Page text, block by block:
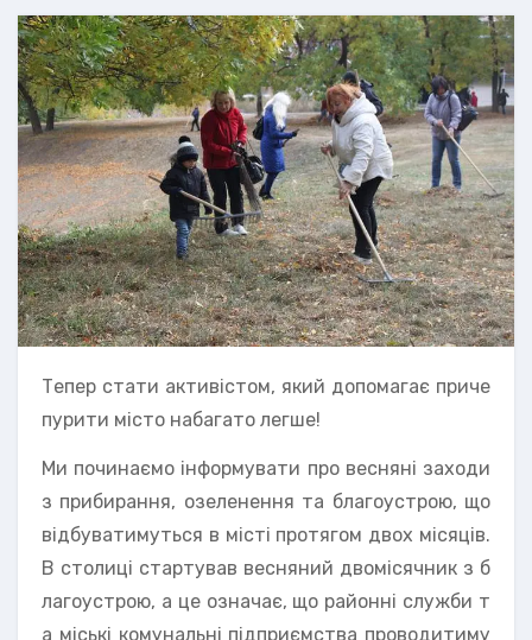
Тепер стати активістом, який допомагає приче
пурити місто набагато легше!
Ми починаємо інформувати про весняні заходи
з прибирання, озеленення та благоустрою, що
відбуватимуться в місті протягом двох місяців.
В столиці стартував весняний двомісячник з б
лагоустрою, а це означає, що районні служби т
а міські комунальні підприємства проводитиму